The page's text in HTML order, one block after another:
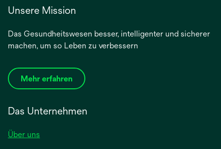
Unsere Mission
Das Gesundheitswesen besser, intelligenter und sicherer
machen, um so Leben zu verbessern
Mehr erfahren
Das Unternehmen
Über uns